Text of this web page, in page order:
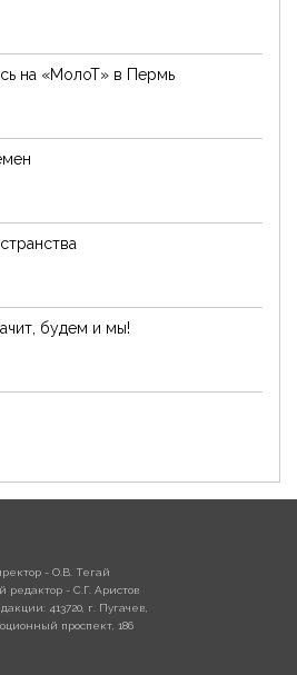
на «МолоТ» в Пермь
будем и мы!
- О.В. Тегай
редактор - С.Г. Аристов
413720, г. Пугачев,
проспект, 186